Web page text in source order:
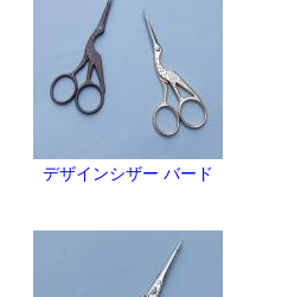
デザインシザー バード